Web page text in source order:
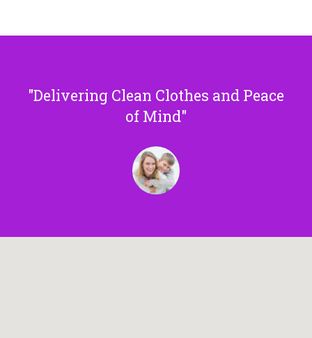
Delivering Clean Clothes and Peace
of Mind